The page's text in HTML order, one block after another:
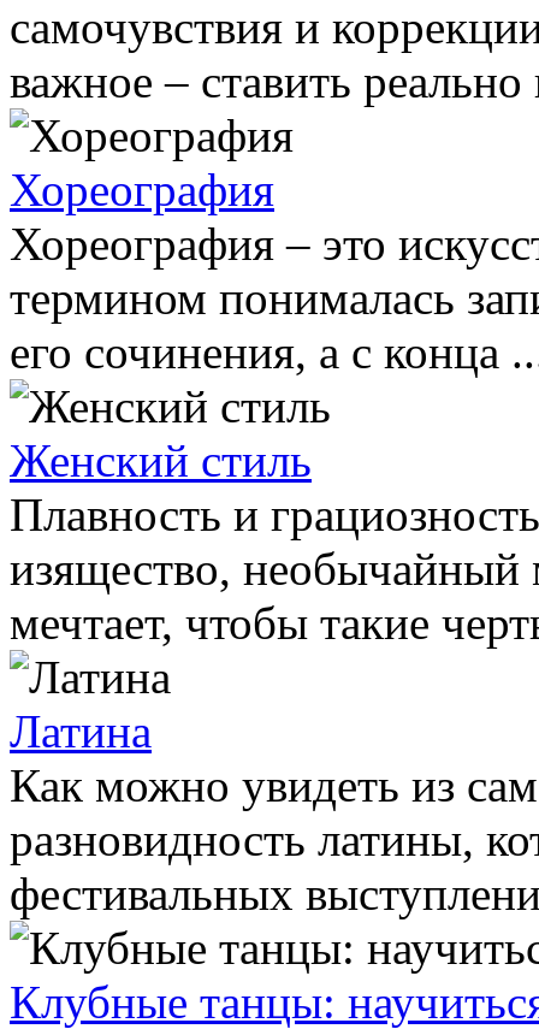
самочувствия и
важное – ставить
Хореография
Хореография – это
термином понималась
его сочинения, а с конца
Женский стиль
Плавность и
изящество,
мечтает, чтобы такие
Латина
Как можно увидеть из
разновидность латины,
фестивальных
Клубные танцы: